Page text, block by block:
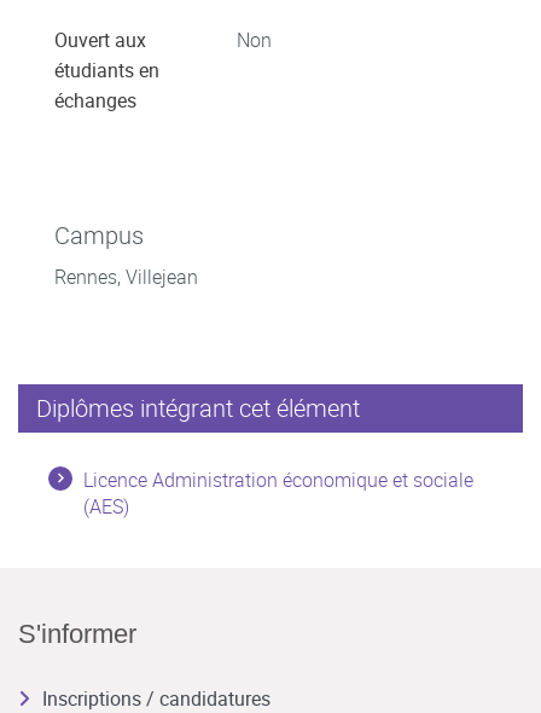
Ouvert aux
étudiants en
échanges
Non
Campus
Rennes, Villejean
Diplômes intégrant cet élément
Licence Administration économique et sociale
(AES)
S'informer
Inscriptions / candidatures